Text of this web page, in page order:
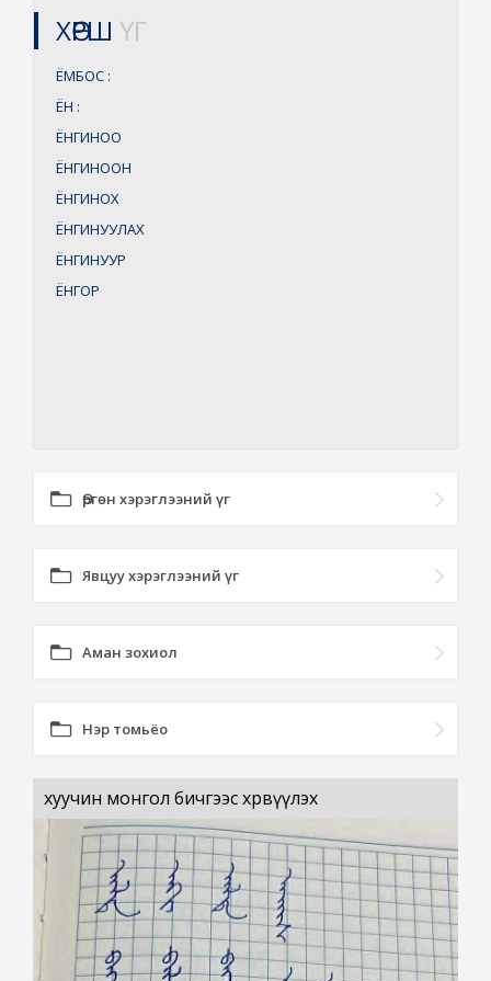
ХӨРШ ҮГ
ЁМБОС :
ЁН :
ЁНГИНОО
ЁНГИНООН
ЁНГИНОХ
ЁНГИНУУЛАХ
ЁНГИНУУР
ЁНГОР
Өргөн хэрэглээний үг
Явцуу хэрэглээний үг
Аман зохиол
Нэр томьёо
хуучин монгол бичгээс хөрвүүлэх